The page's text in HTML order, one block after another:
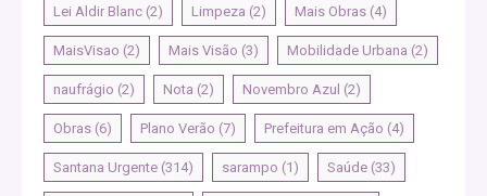
Lei Aldir Blanc (2) Limpeza (2) Mais Obras (4)
MaisVisao (2) Mais Visão (3) Mobilidade Urbana (2)
naufrágio (2) Nota (2) Novembro Azul (2)
Obras (6) Plano Verão (7) Prefeitura em Ação (4)
Santana Urgente (314) sarampo (1) Saúde (33)